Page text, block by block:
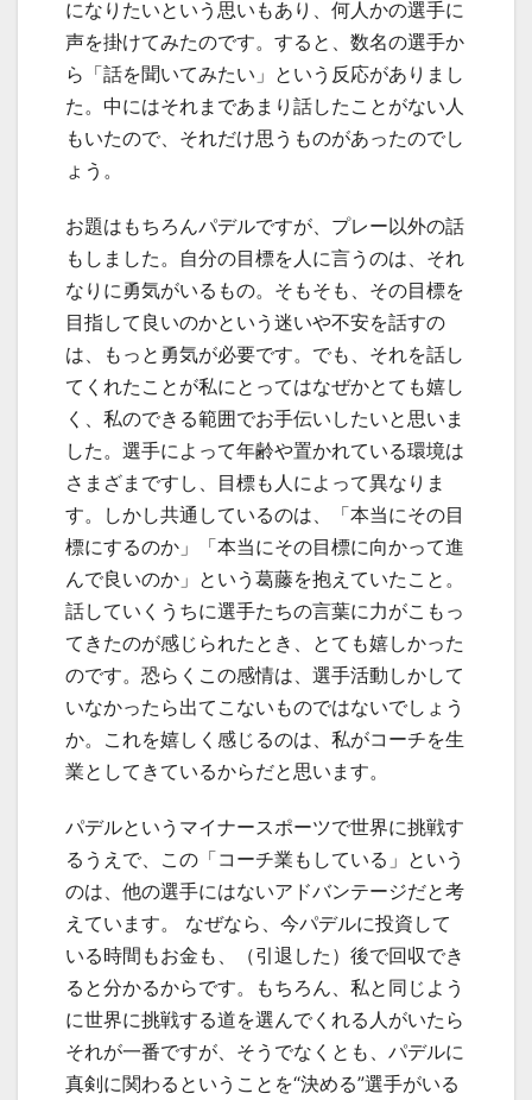
になりたいという思いもあり、何人かの選手に
声を掛けてみたのです。すると、数名の選手か
ら「話を聞いてみたい」という反応がありまし
た。中にはそれまであまり話したことがない人
もいたので、それだけ思うものがあったのでし
ょう。
お題はもちろんパデルですが、プレー以外の話
もしました。自分の目標を人に言うのは、それ
なりに勇気がいるもの。そもそも、その目標を
目指して良いのかという迷いや不安を話すの
は、もっと勇気が必要です。でも、それを話し
てくれたことが私にとってはなぜかとても嬉し
く、私のできる範囲でお手伝いしたいと思いま
した。選手によって年齢や置かれている環境は
さまざまですし、目標も人によって異なりま
す。しかし共通しているのは、「本当にその目
標にするのか」「本当にその目標に向かって進
んで良いのか」という葛藤を抱えていたこと。
話していくうちに選手たちの言葉に力がこもっ
てきたのが感じられたとき、とても嬉しかった
のです。恐らくこの感情は、選手活動しかして
いなかったら出てこないものではないでしょう
か。これを嬉しく感じるのは、私がコーチを生
業としてきているからだと思います。
パデルというマイナースポーツで世界に挑戦す
るうえで、この「コーチ業もしている」という
のは、他の選手にはないアドバンテージだと考
えています。 なぜなら、今パデルに投資して
いる時間もお金も、（引退した）後で回収でき
ると分かるからです。もちろん、私と同じよう
に世界に挑戦する道を選んでくれる人がいたら
それが一番ですが、そうでなくとも、パデルに
真剣に関わるということを“決める”選手がいる